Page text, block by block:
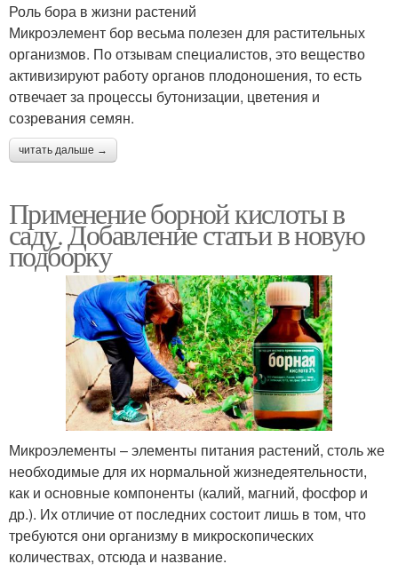
Роль бора в жизни растений
Микроэлемент бор весьма полезен для растительных
организмов. По отзывам специалистов, это вещество
активизируют работу органов плодоношения, то есть
отвечает за процессы бутонизации, цветения и
созревания семян.
читать дальше →
Применение борной кислоты в
саду. Добавление статьи в новую
подборку
Микроэлементы – элементы питания растений, столь же
необходимые для их нормальной жизнедеятельности,
как и основные компоненты (калий, магний, фосфор и
др.). Их отличие от последних состоит лишь в том, что
требуются они организму в микроскопических
количествах, отсюда и название.